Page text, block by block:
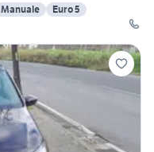
Manuale
Euro 5